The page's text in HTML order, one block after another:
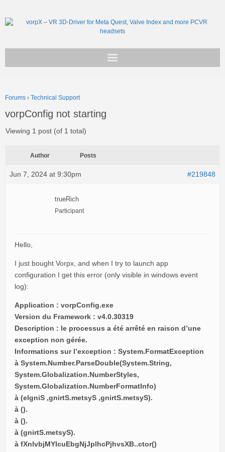
Support
Forums › Technical Support
vorpConfig not starting
Viewing 1 post (of 1 total)
Author Posts
Jun 7, 2024 at 9:30pm #219848
trueRich
Participant
Hello,
I just bought Vorpx, and when I try to launch app
configuration I get this error (only visible in windows event
log):
Application : vorpConfig.exe
Version du Framework : v4.0.30319
Description : le processus a été arrêté en raison d’une
exception non gérée.
Informations sur l’exception : System.FormatException
à System.Number.ParseDouble(System.String,
System.Globalization.NumberStyles,
System.Globalization.NumberFormatInfo)
à ‫⁬‎​‎​‍‍⁫⁮⁬‬‎⁮‫⁬‭‎‌​‬⁮⁬⁯⁫‬‍​⁫‭⁯​‫‭⁮⁬​‏⁪⁪‮.⁬⁯‎​‭​​⁭‫⁪⁭‍⁬‪⁪‍‏⁫‌‮‍‫​‭‫‬‏​‪⁭⁯‫⁮‏​⁭‏⁫⁫⁫‮(System.String, System.String, Single)
à fXnlvbjMYIcuEbgNjJplhcPjhvsXB..ctor()